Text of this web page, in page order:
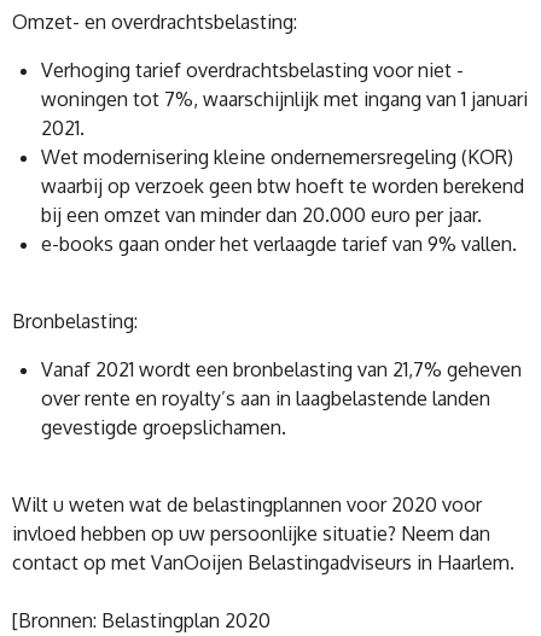
Omzet- en overdrachtsbelasting:
Verhoging tarief overdrachtsbelasting voor niet -
woningen tot 7%, waarschijnlijk met ingang van 1 januari
2021.
Wet modernisering kleine ondernemersregeling (KOR)
waarbij op verzoek geen btw hoeft te worden berekend
bij een omzet van minder dan 20.000 euro per jaar.
e-books gaan onder het verlaagde tarief van 9% vallen.
Bronbelasting:
Vanaf 2021 wordt een bronbelasting van 21,7% geheven
over rente en royalty’s aan in laagbelastende landen
gevestigde groepslichamen.
Wilt u weten wat de belastingplannen voor 2020 voor
invloed hebben op uw persoonlijke situatie? Neem dan
contact op met VanOoijen Belastingadviseurs in Haarlem.
[Bronnen: Belastingplan 2020